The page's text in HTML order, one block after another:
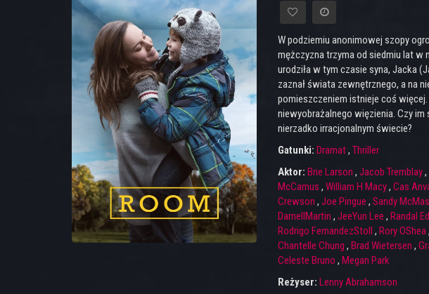
W podziemiu anonimowej szopy
mężczyzna trzyma od siedmiu lat w
urodziła w tym czasie syna, Jacka
zaznał świata zewnętrznego, a na
pomieszczeniem istnieje coś
niewyobrażalnego więzienia. Czy
nierzadko irracjonalnym świecie?
Gatunki: Dramat, Thriller
Aktor: Brie Larson , Jacob Tremblay,
McCamus , William H Macy, Cas
Crewson , Joe Pingue , Sandy
DarnellMartin , JeeYun Lee , Randal
Rodrigo FernandezStoll , Rory OShea,
Chantelle Chung , Brad Wietersen ,
Celeste Bruno , Megan Park
Reżyser: Lenny Abrahamson